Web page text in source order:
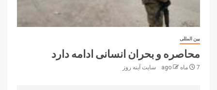
بین المللی
محاصره و بحران انسانی ادامه دارد
7 ماه ago سایت آینه‌ روز